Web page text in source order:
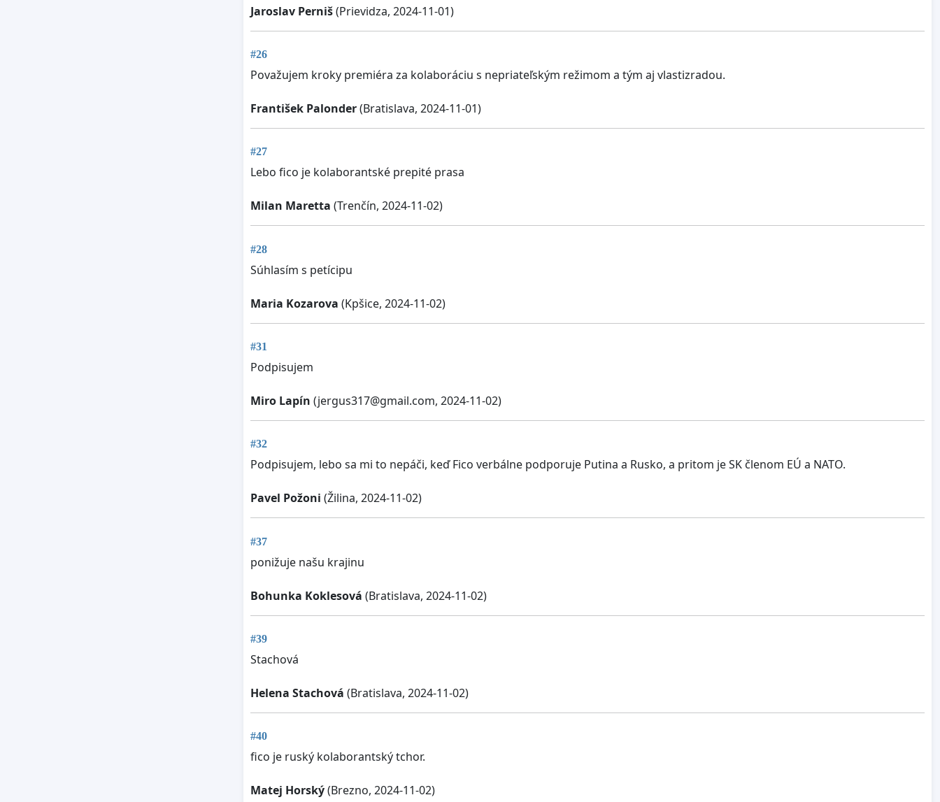
Jaroslav Perniš(Prievidza, 2024-11-01)
#26
Považujem kroky premiéra za kolaboráciu s nepriateľským režimom a tým aj vlastizradou.
František Palonder(Bratislava, 2024-11-01)
#27
Lebo fico je kolaborantské prepité prasa
Milan Maretta (Trenčín, 2024-11-02)
#28
Súhlasím s petícipu
Maria Kozarova (Kpšice, 2024-11-02)
#31
Podpisujem
Miro Lapín (jergus317@gmail.com, 2024-11-02)
#32
Podpisujem, lebo sa mi to nepáči, keď Fico verbálne podporuje Putina a Rusko, a pritom je SK členom EÚ a NATO.
Pavel Požoni (Žilina, 2024-11-02)
#37
ponižuje našu krajinu
Bohunka Koklesová (Bratislava, 2024-11-02)
#39
Stachová
Helena Stachová (Bratislava, 2024-11-02)
#40
fico je ruský kolaborantský tchor.
Matej Horský(Brezno, 2024-11-02)